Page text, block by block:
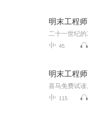
明末工程师
45
明末工程师
115